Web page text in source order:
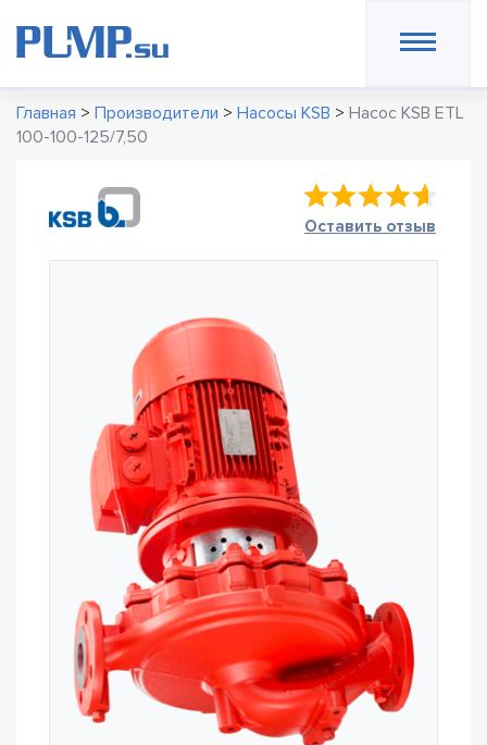
Главная > Производители > Насосы KSB > Насос KSB ETL
100-100-125/7,50
Оставить отзыв